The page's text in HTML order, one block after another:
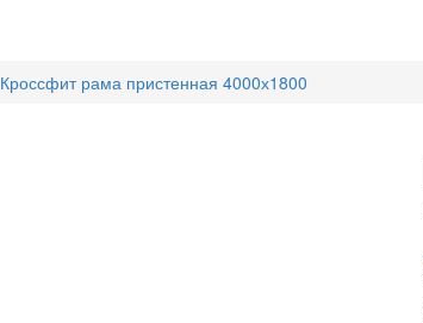
Кроссфит рама пристенная 4000х1800